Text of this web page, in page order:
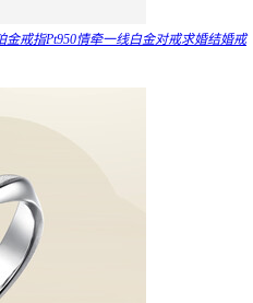
金戒指Pt950情牵一线白金对戒求婚结婚戒